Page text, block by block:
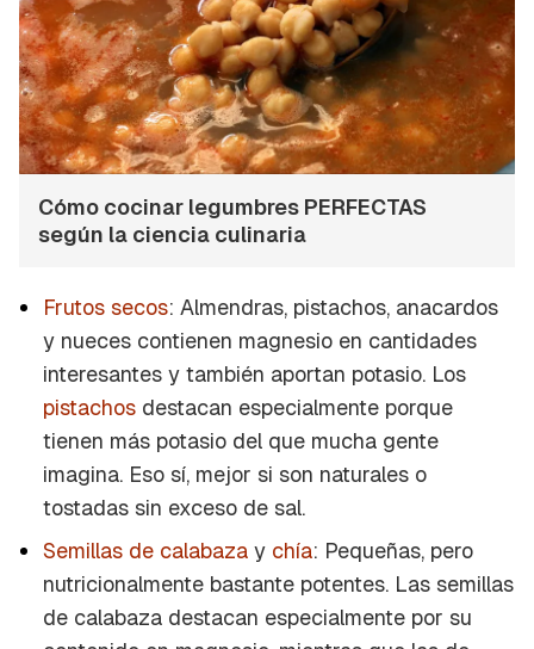
Para poder guardar como favorito, primero has
de iniciar sesión con tu cuenta de Cocinatis.
INICIAR SESIÓN CANCELAR
Cómo cocinar legumbres PERFECTAS
según la ciencia culinaria
Frutos secos: Almendras, pistachos, anacardos
y nueces contienen magnesio en cantidades
interesantes y también aportan potasio. Los
pistachos destacan especialmente porque
tienen más potasio del que mucha gente
imagina. Eso sí, mejor si son naturales o
tostadas sin exceso de sal.
Semillas de calabaza y chía: Pequeñas, pero
nutricionalmente bastante potentes. Las semillas
de calabaza destacan especialmente por su
Gracias por suscribirte a nuestro boletín.
ACEPTAR